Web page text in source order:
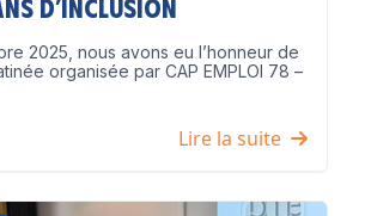
d’inclusion
2025, nous avons eu l’honneur de
organisée par CAP EMPLOI 78 –
Lire la suite